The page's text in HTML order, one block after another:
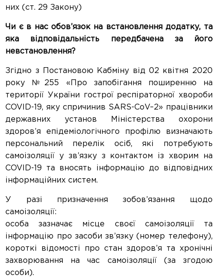
них (ст. 29 Закону)
Чи є в нас обов’язок на встановлення додатку, та
яка відповідальність передбачена за його
невстановлення?
Згідно з Постановою Кабміну від 02 квітня 2020
року №255 «Про запобігання поширенню на
території України гострої респіраторної хвороби
COVID-19, яку спричинив SARS-CoV–2» працівники
державних установ Міністерства охорони
здоров’я епідеміологічного профілю визначають
персональний перелік осіб, які потребують
самоізоляції у зв’язку з контактом із хворим на
COVID-19 та вносять інформацію до відповідних
інформаційних систем.
У разі призначення зобов’язання щодо
самоізоляції:
особа зазначає місце своєї самоізоляції та
інформацію про засоби зв’язку (номер телефону),
короткі відомості про стан здоров’я та хронічні
захворювання на час самоізоляції (за згодою
особи).